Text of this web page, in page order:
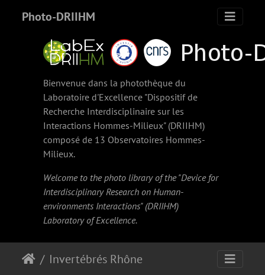
Photo-DRIIHM
Bienvenue dans la photothèque du
Laboratoire d'Excellence "Dispositif de
Recherche Interdisciplinaire sur les
Interactions Hommes-Milieux" (DRIIHM)
composé de 13 Observatoires Hommes-
Milieux.
Welcome to the photo library of the "Device for
Interdisciplinary Research on Human-
environments Interactions" (DRIIHM)
Laboratory of Excellence.
Invertébrés Rhône